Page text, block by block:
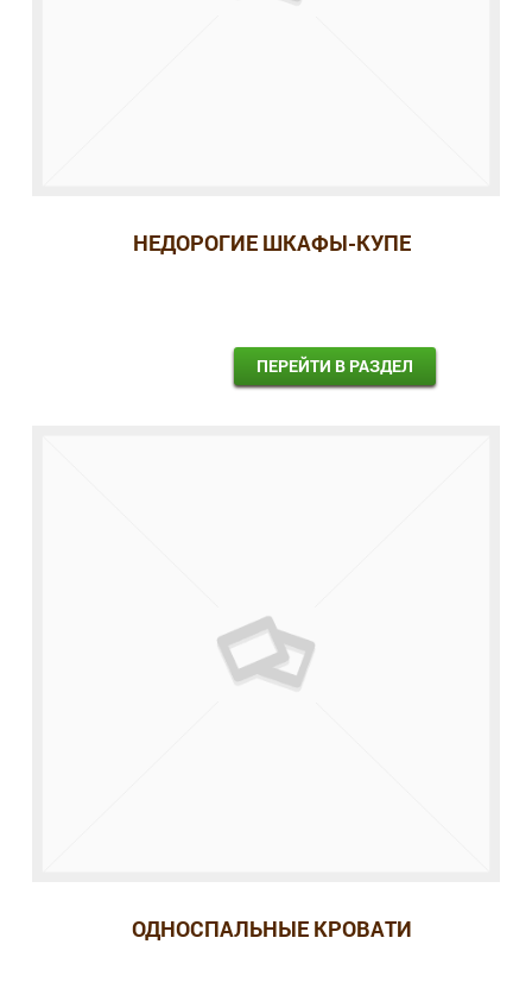
НЕДОРОГИЕ ШКАФЫ-КУПЕ
ПЕРЕЙТИ В РАЗДЕЛ
ОДНОСПАЛЬНЫЕ КРОВАТИ